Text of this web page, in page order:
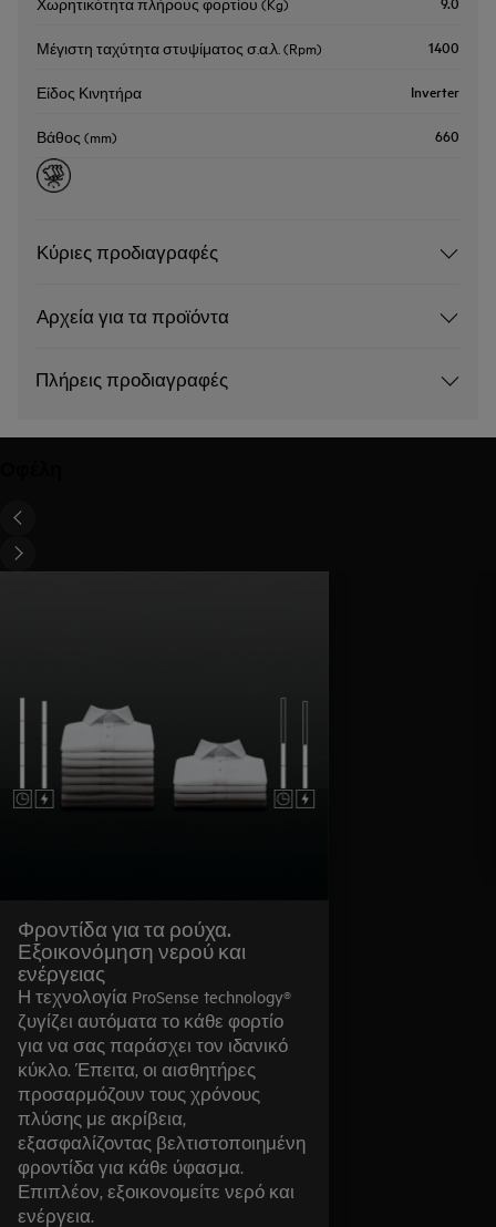
Μέγιστη ταχύτητα στυψίματος σ.α.λ. (Rpm) 1400
Είδος Κινητήρα Inverter
Βάθος (mm) 660
Κύριες προδιαγραφές
Αρχεία για τα προϊόντα
Πλήρεις προδιαγραφές
Φροντίδα για τα ρούχα.
Εξοικονόμηση νερού και
ενέργειας
Η τεχνολογία ProSense technology®
ζυγίζει αυτόματα το κάθε φορτίο
για να σας παράσχει τον ιδανικό
κύκλο. Έπειτα, οι αισθητήρες
προσαρμόζουν τους χρόνους
πλύσης με ακρίβεια,
εξασφαλίζοντας βελτιστοποιημένη
φροντίδα για κάθε ύφασμα.
Επιπλέον, εξοικονομείτε νερό και
ενέργεια.